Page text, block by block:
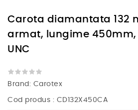
Carota diamantata 132
armat, lungime 450mm,
UNC
Brand: Carotex
Cod produs : CD132X450CA